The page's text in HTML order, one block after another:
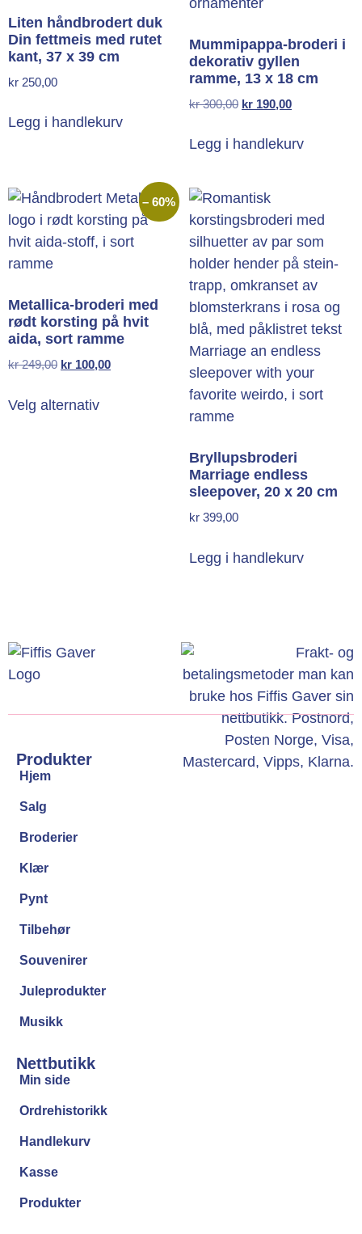
Liten håndbrodert duk
Din fettmeis med rutet
kant, 37 x 39 cm
kr 250,00
Legg i handlekurv
Mummipappa-broderi i
dekorativ gyllen
ramme, 13 x 18 cm
kr300,00 kr 190,00
Legg i handlekurv
– 60%
Metallica-broderi med
rødt korsting på hvit
aida, sort ramme
kr249,00 kr 100,00
Velg alternativ
Bryllupsbroderi
Marriage endless
sleepover, 20 x 20 cm
kr 399,00
Legg i handlekurv
Produkter
Hjem
Salg
Broderier
Klær
Pynt
Tilbehør
Souvenirer
Juleprodukter
Musikk
Nettbutikk
Min side
Ordrehistorikk
Handlekurv
Kasse
Produkter